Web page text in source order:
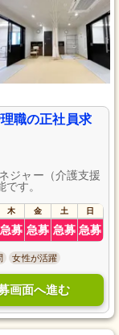
職の正社員求
ジャー（介護支援
す。
木 金 土 日
急募 急募 急募 急募
女性が活躍
画面へ進む